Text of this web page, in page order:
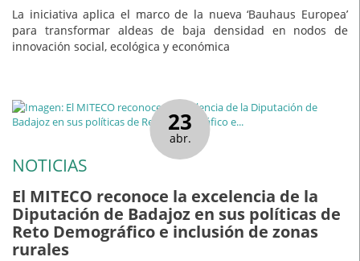
La iniciativa aplica el marco de la nueva ‘Bauhaus Europea’
para transformar aldeas de baja densidad en nodos de
innovación social, ecológica y económica
23
abr.
NOTICIAS
El MITECO reconoce la excelencia de la
Diputación de Badajoz en sus políticas de
Reto Demográfico e inclusión de zonas
rurales